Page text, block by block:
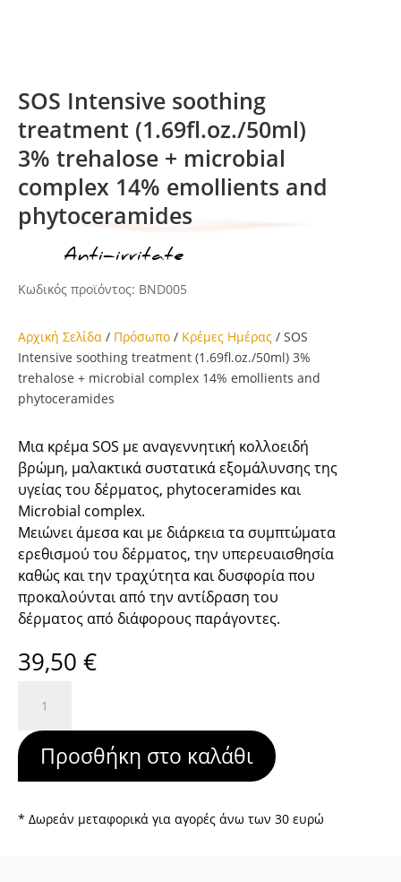
SOS Intensive soothing
treatment (1.69fl.oz./50ml)
3% trehalose + microbial
complex 14% emollients and
phytoceramides
Anti-irritate
Κωδικός προϊόντος: BND005
Αρχική Σελίδα / Πρόσωπο / Κρέμες Ημέρας / SOS
Intensive soothing treatment (1.69fl.oz./50ml) 3%
trehalose + microbial complex 14% emollients and
phytoceramides
Μια κρέμα SOS με αναγεννητική κολλοειδή
βρώμη, μαλακτικά συστατικά εξομάλυνσης της
υγείας του δέρματος, phytoceramides και
Microbial complex.
Μειώνει άμεσα και με διάρκεια τα συμπτώματα
ερεθισμού του δέρματος, την υπερευαισθησία
καθώς και την τραχύτητα και δυσφορία που
προκαλούνται από την αντίδραση του
δέρματος από διάφορους παράγοντες.
39,50 €
Intensive
soothing
treatment
(1.69fl.oz./50ml)
trehalose
Προσθήκη στο καλάθι
* Δωρεάν μεταφορικά για αγορές άνω των 30 ευρώ